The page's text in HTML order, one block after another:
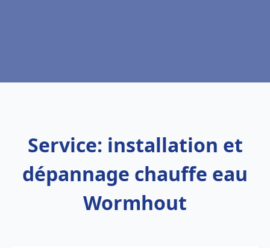
Service: installation et
dépannage chauffe eau
Wormhout